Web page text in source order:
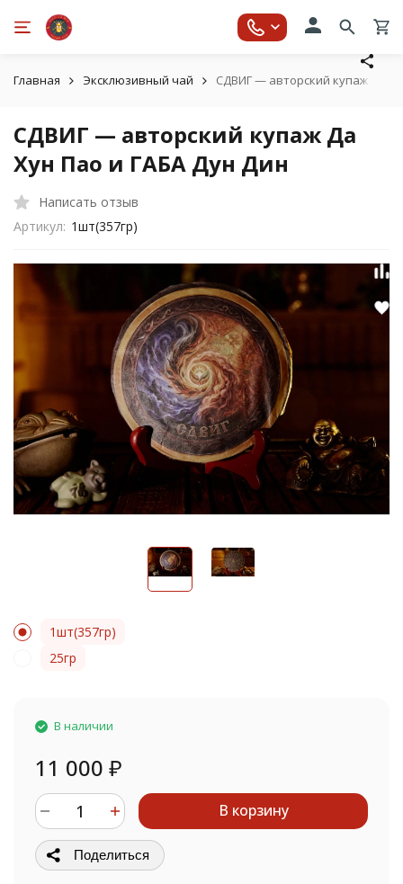
Главная Эксклюзивный чай СДВИГ — авторский купаж Да
СДВИГ — авторский купаж Да
Хун Пао и ГАБА Дун Дин
Написать отзыв
Артикул: 1шт(357гр)
1шт(357гр)
25гр
В наличии
11 000 ₽
В корзину
Поделиться